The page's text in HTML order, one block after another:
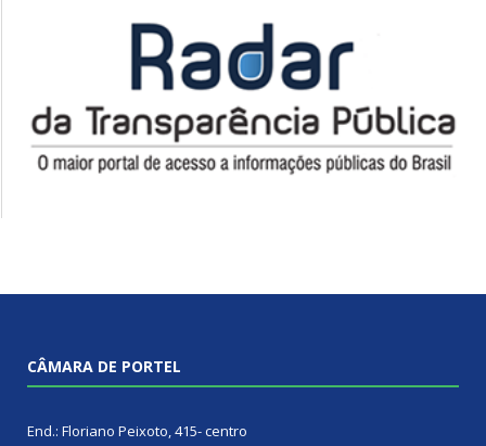
CÂMARA DE PORTEL
End.: Floriano Peixoto, 415- centro